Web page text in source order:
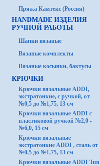
Пряжа Камтекс (Россия)
HANDMADE ИЗДЕЛИЯ
РУЧНОЙ РАБОТЫ
Шапки вязаные
Вязаные комплекты
Вязаные косынки, бактусы
КРЮЧКИ
Крючки вязальные ADDI,
экстратонкие, с ручкой, от
№0,5 до №1,75, 13 см
Крючки вязальные ADDI с
пластиковой ручкой №2,0 -
№6,0, 15 см
Крючки вязальные
экстратонкие ADDI , сталь от
№0,5 до №1,75, 13 см
Крючки вязальные ADDI Tun